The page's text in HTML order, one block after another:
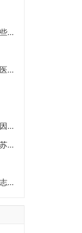
苹果肌生长因子取出国内权威专家都有哪些？什么方式？大概多少钱？
中国整容哪里最好？中国整容最好的医院医生简介
不知道注射的是生长因子还是硅油？生长因子和硅油注射后怎么取出？
上海九院戴传昌、王涛、魏皎、陈付国、苏薇洁擅长哪些项目？
北京除皱最厉害的专家是谁？柳民熙和王志军哪个好？